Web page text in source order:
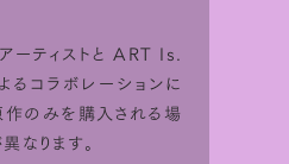
ーティストと ART Is.
コラボレーションに
作のみを購入される場
なります。